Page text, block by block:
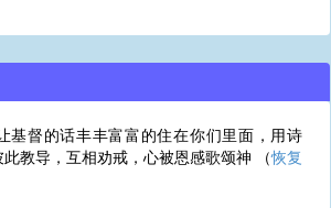
基督的话丰丰富富的住在你们里面，用诗
教导，互相劝戒，心被恩感歌颂神 （恢复